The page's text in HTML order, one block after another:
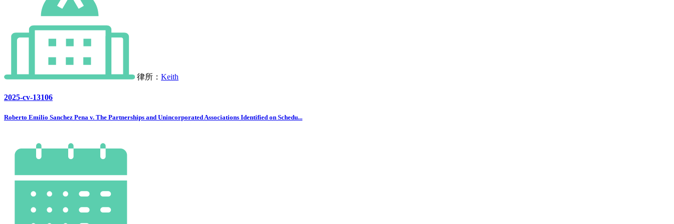
律所： Keith
2025-cv-13106
Roberto Emilio Sanchez Pena v. The Partnerships and Unincorporated Associations Identified on Schedu...